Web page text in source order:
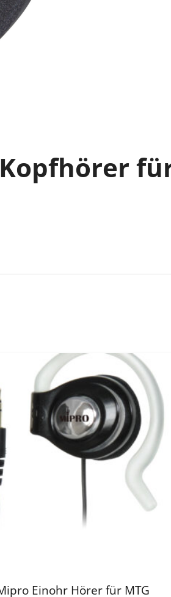
für
Einohr Hörer für MTG